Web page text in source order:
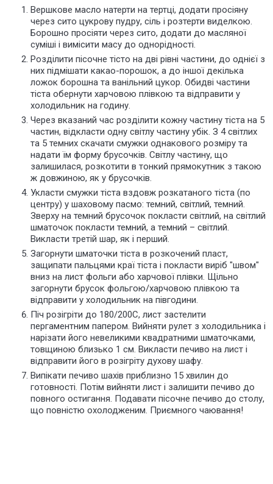
Вершкове масло натерти на тертці, додати просіяну
через сито цукрову пудру, сіль і розтерти виделкою.
Борошно просіяти через сито, додати до масляної
суміші і вимісити масу до однорідності.
Розділити пісочне тісто на дві рівні частини, до однієї з
них підмішати какао-порошок, а до іншої декілька
ложок борошна та ванільний цукор. Обидві частини
тіста обернути харчовою плівкою та відправити у
холодильник на годину.
Через вказаний час розділити кожну частину тіста на 5
частин, відкласти одну світлу частину убік. З 4 світлих
та 5 темних скачати смужки однакового розміру та
надати їм форму брусочків. Світлу частину, що
залишилася, розкотити в тонкий прямокутник з такою
ж довжиною, як у брусочків.
Укласти смужки тіста вздовж розкатаного тіста (по
центру) у шаховому пасмо: темний, світлий, темний.
Зверху на темний брусочок покласти світлий, на світлий
шматочок покласти темний, а темний – світлий.
Викласти третій шар, як і перший.
Загорнути шматочки тіста в розкочений пласт,
защипати пальцями краї тіста і покласти виріб "швом"
вниз на лист фольги або харчової плівки. Щільно
загорнути брусок фольгою/харчовою плівкою та
відправити у холодильник на півгодини.
Піч розігріти до 180/200С, лист застелити
пергаментним папером. Вийняти рулет з холодильника і
нарізати його невеликими квадратними шматочками,
товщиною близько 1 см. Викласти печиво на лист і
відправити його в розігріту духову шафу.
Випікати печиво шахів приблизно 15 хвилин до
готовності. Потім вийняти лист і залишити печиво до
повного остигання. Подавати пісочне печиво до столу,
що повністю охолодженим. Приємного чаювання!